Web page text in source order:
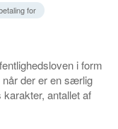
for
i form
når der er en særlig
antallet af